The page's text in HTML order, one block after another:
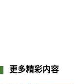
更多精彩内容